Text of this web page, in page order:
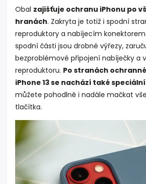
Obal zajišťuje ochranu iPhonu po
hranách. Zakryta je totiž i spodní
reproduktory a nabíjecím
spodní části jsou drobné výřezy,
bezproblémové připojení nabíječky a
reproduktoru. Po stranách
iPhone 13 se nachází také
můžete pohodlně i nadále mačkat
tlačítka.